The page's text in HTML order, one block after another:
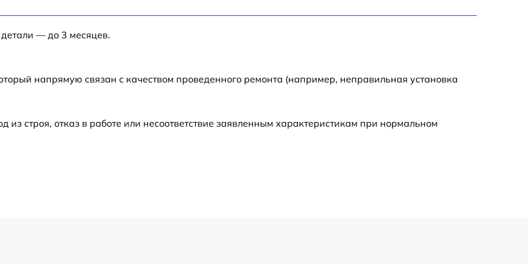
— до 3 месяцев.
напрямую связан с качеством проведенного ремонта (например, неправильная установка
строя, отказ в работе или несоответствие заявленным характеристикам при нормальном